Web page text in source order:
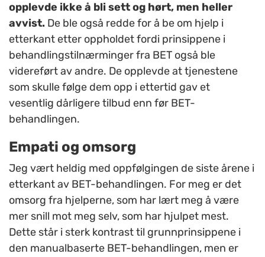
opplevde ikke å bli sett og hørt, men heller
avvist. De ble også redde for å be om hjelp i
etterkant etter oppholdet fordi prinsippene i
behandlingstilnærminger fra BET også ble
videreført av andre. De opplevde at tjenestene
som skulle følge dem opp i ettertid gav et
vesentlig dårligere tilbud enn før BET-
behandlingen.
Empati og omsorg
Jeg vært heldig med oppfølgingen de siste årene i
etterkant av BET-behandlingen. For meg er det
omsorg fra hjelperne, som har lært meg å være
mer snill mot meg selv, som har hjulpet mest.
Dette står i sterk kontrast til grunnprinsippene i
den manualbaserte BET-behandlingen, men er